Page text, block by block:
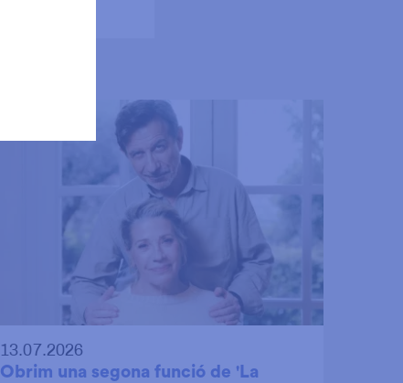
13.07.2026
Obrim una segona funció de 'La